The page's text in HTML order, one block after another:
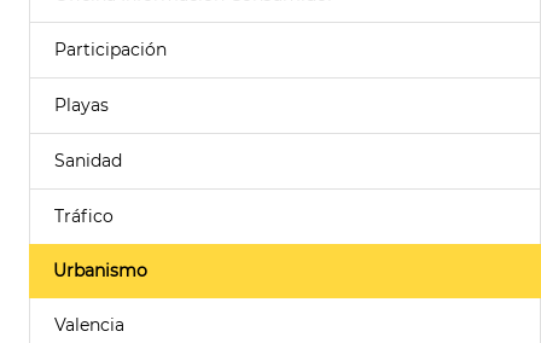
Participación
Playas
Sanidad
Tráfico
Urbanismo
Valencia